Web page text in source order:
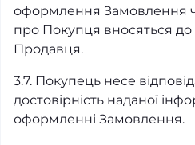
оформлення Замовлення
про Покупця вносяться
Продавця.
3.7. Покупець несе
достовірність наданої
оформленні Замовлення.